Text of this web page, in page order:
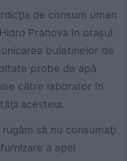
de consum uman
Prahova în oraşul
buletinelor de
probe de apă
către laborator în
acesteia.
să nu consumaţi
a apei